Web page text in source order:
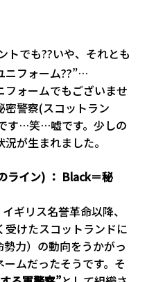
トでも??いや、それとも
ニフォーム??”…
フォームでもございませ
密警察(スコットラン
す…笑…嘘です。少しの
が生まれました。
ライン) ： Black＝秘
ギリス名誉革命以降、
けたスコットランドに
力）の動向をうかがっ
ムだったそうです。そ